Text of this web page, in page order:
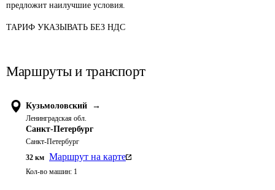
предложит наилучшие условия.
ТАРИФ УКАЗЫВАТЬ БЕЗ НДС
Маршруты и транспорт
Кузьмоловский →
Ленинградская обл.
Санкт-Петербург
Санкт-Петербург
32 км Маршрут на карте
Кол-во машин: 1